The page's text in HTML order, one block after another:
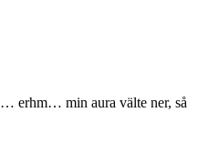
erhm… min aura välte ner, så